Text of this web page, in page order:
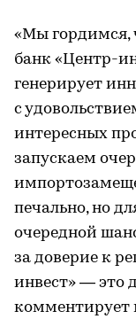
«Мы гордимся,
банк «Центр-
генерирует
с
интересных
запускаем
печально, но
очередной
за доверие к
инвест» — это
комментирует